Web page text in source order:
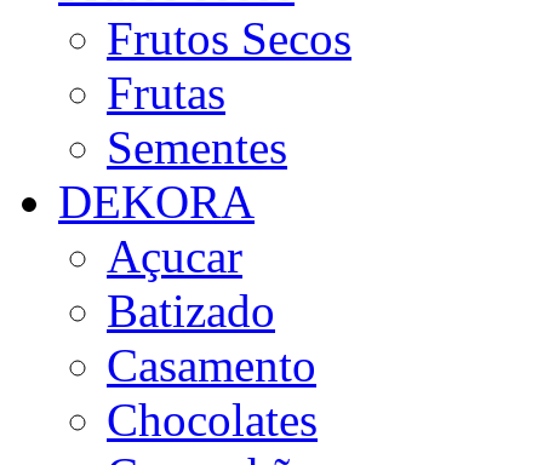
Frutos Secos
Frutas
Sementes
DEKORA
Açucar
Batizado
Casamento
Chocolates